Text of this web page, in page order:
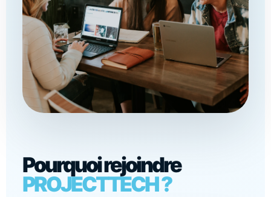
Pourquoi rejoindre
PROJECTTECH ?